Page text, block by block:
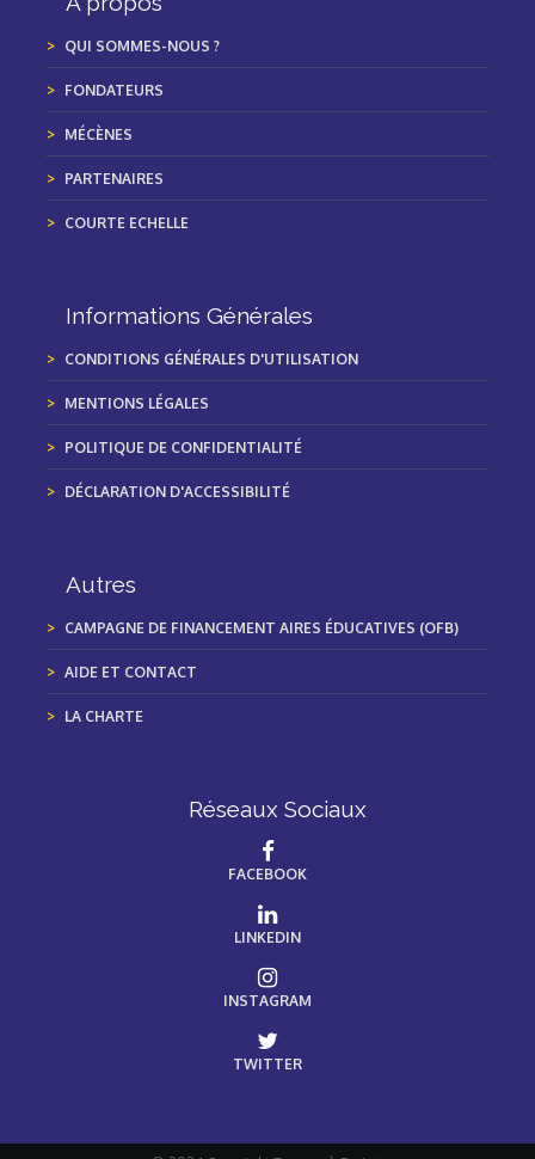
QUI SOMMES-NOUS ?
FONDATEURS
MÉCÈNES
PARTENAIRES
COURTE ECHELLE
Informations Générales
CONDITIONS GÉNÉRALES D'UTILISATION
MENTIONS LÉGALES
POLITIQUE DE CONFIDENTIALITÉ
DÉCLARATION D'ACCESSIBILITÉ
Autres
CAMPAGNE DE FINANCEMENT AIRES ÉDUCATIVES (OFB)
AIDE ET CONTACT
LA CHARTE
Réseaux Sociaux
FACEBOOK
LINKEDIN
INSTAGRAM
TWITTER